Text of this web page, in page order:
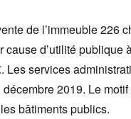
de l’immeuble 226
cause d’utilité publique
Les services
décembre 2019. Le
bâtiments publics.